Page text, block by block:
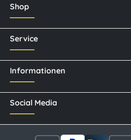
Social Media
Shop
Service
Informationen